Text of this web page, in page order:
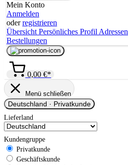
Mein Konto
Anmelden
oderregistrieren
Übersicht Persönliches Profil Adressen
Bestellungen
0,00 €*
Menü schließen
Deutschland · Privatkunde
Lieferland
Kundengruppe
Privatkunde
Geschäftskunde